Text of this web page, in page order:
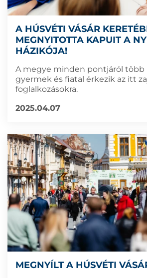
A HÚSVÉTI VÁSÁR
MEGNYITOTTA KAPUIT A
HÁZIKÓJA!
A megye minden pontjáról több
gyermek és fiatal érkezik az itt
foglalkozásokra.
2025.04.07
MEGNYÍLT A HÚSVÉTI